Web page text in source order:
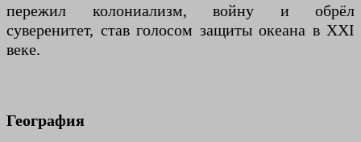
пережил колониализм, войну и обрёл
суверенитет, став голосом защиты океана в XXI
веке.
География